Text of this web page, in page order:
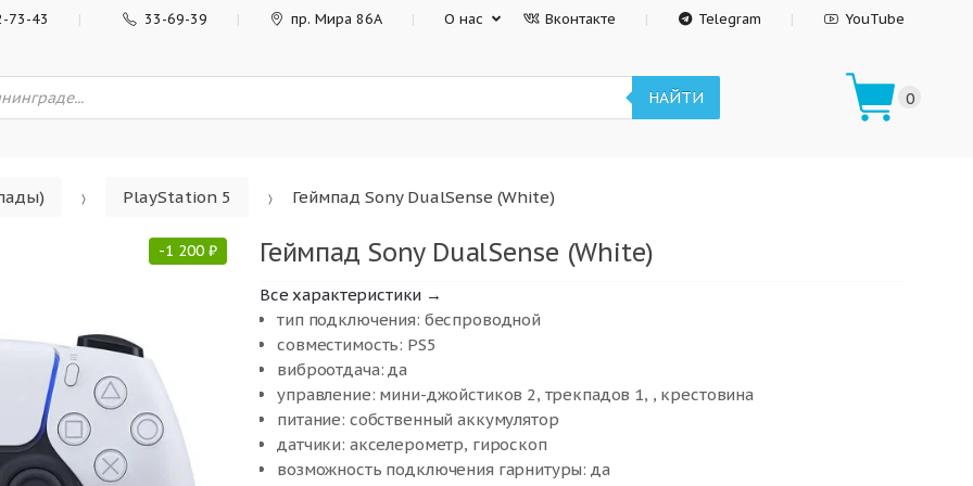
73-43 33-69-39 пр. Мира 86А О нас Вконтакте Telegram YouTube
НАЙТИ 0
PlayStation 5 Геймпад Sony DualSense (White)
-1 200 ₽ Геймпад Sony DualSense (White)
Все характеристики →
тип подключения: беспроводной
совместимость: PS5
виброотдача: да
управление: мини-джойстиков 2, трекпадов 1, , крестовина
питание: собственный аккумулятор
датчики: акселерометр, гироскоп
возможность подключения гарнитуры: да